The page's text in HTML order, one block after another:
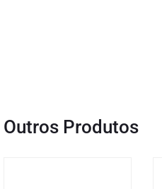
Outros Produtos